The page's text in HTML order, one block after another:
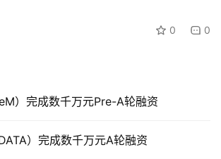
0 0
）完成数千万元Pre-A轮融资
）完成数千万元A轮融资